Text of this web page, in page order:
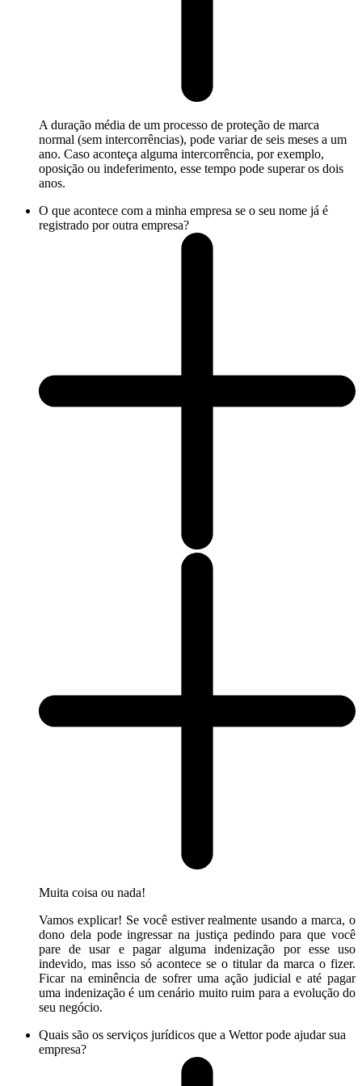
A duração média de um processo de proteção de marca
normal (sem intercorrências), pode variar de seis meses a um
ano. Caso aconteça alguma intercorrência, por exemplo,
oposição ou indeferimento, esse tempo pode superar os dois
anos.
O que acontece com a minha empresa se o seu nome já é
registrado por outra empresa?
Muita coisa ou nada!
Vamos explicar! Se você estiver realmente usando a marca, o
dono dela pode ingressar na justiça pedindo para que você
pare de usar e pagar alguma indenização por esse uso
indevido, mas isso só acontece se o titular da marca o fizer.
Ficar na eminência de sofrer uma ação judicial e até pagar
uma indenização é um cenário muito ruim para a evolução do
seu negócio.
Quais são os serviços jurídicos que a Wettor pode ajudar sua
empresa?